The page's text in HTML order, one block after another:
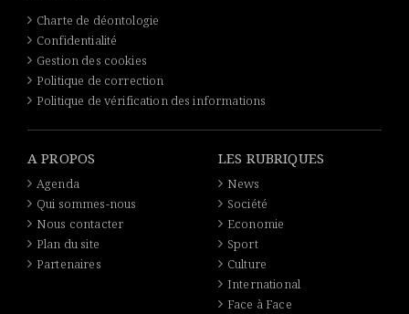
Charte de déontologie
Confidentialité
Gestion des cookies
Politique de correction
Politique de vérification des informations
A PROPOS
Agenda
Qui sommes-nous
Nous contacter
Plan du site
Partenaires
LES RUBRIQUES
News
Société
Economie
Sport
Culture
International
Face à Face